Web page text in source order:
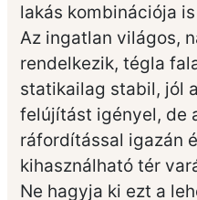
lakás kombinációja
Az ingatlan világos,
rendelkezik, tégla
statikailag stabil, jól
felújítást igényel, de
ráfordítással igazán
kihasználható tér
Ne hagyja ki ezt a